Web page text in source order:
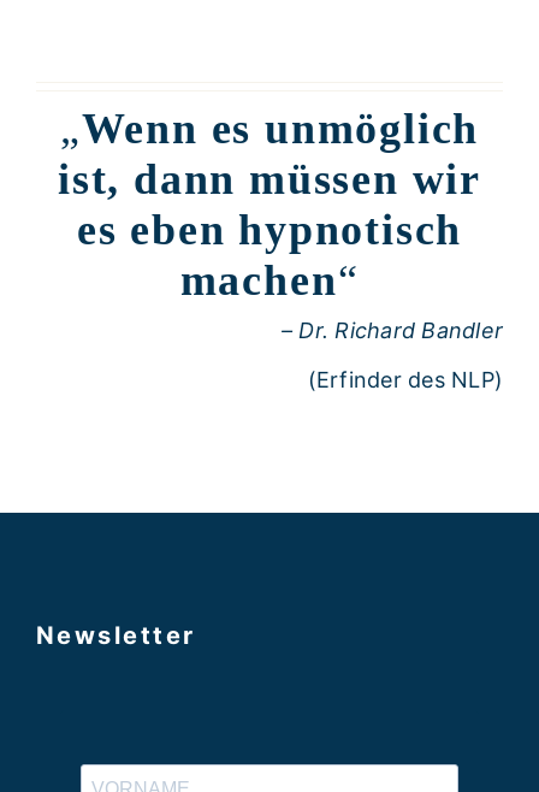
„Wenn es unmöglich
ist, dann müssen wir
es eben hypnotisch
machen“
– Dr. Richard Bandler
(Erfinder des NLP)
Newsletter